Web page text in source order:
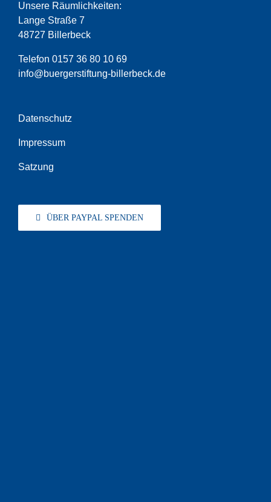
Unsere Räumlichkeiten:
Lange Straße 7
48727 Billerbeck
Telefon 0157 36 80 10 69
info@buergerstiftung-billerbeck.de
Datenschutz
Impressum
Satzung
ÜBER PAYPAL SPENDEN